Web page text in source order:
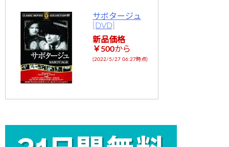
サボタージュ
[DVD]
新品価格
￥500から
(2022/5/27 06:27時点)